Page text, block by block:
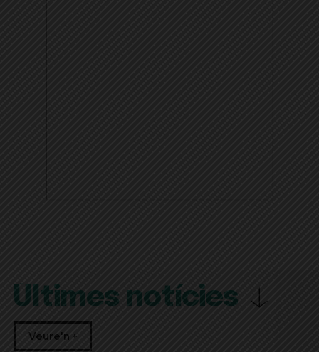
Últimes notícies
Veure'n +